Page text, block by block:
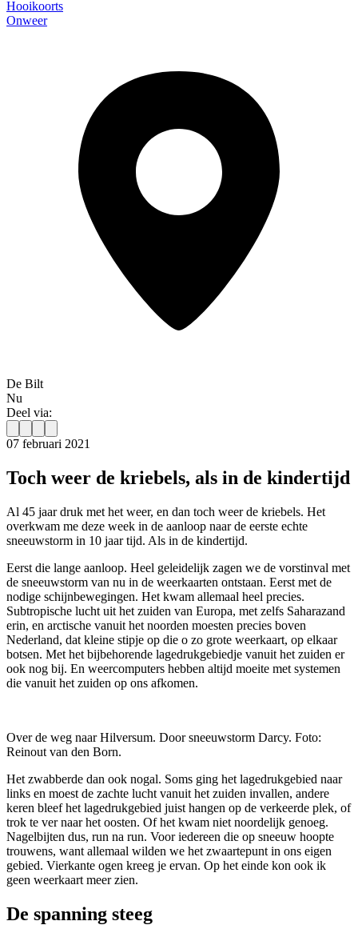
Hooikoorts
Onweer
De Bilt
Nu
Deel via:
07 februari 2021
Toch weer de kriebels, als in de kindertijd
Al 45 jaar druk met het weer, en dan toch weer de kriebels. Het
overkwam me deze week in de aanloop naar de eerste echte
sneeuwstorm in 10 jaar tijd. Als in de kindertijd.
Eerst die lange aanloop. Heel geleidelijk zagen we de vorstinval met
de sneeuwstorm van nu in de weerkaarten ontstaan. Eerst met de
nodige schijnbewegingen. Het kwam allemaal heel precies.
Subtropische lucht uit het zuiden van Europa, met zelfs Saharazand
erin, en arctische vanuit het noorden moesten precies boven
Nederland, dat kleine stipje op die o zo grote weerkaart, op elkaar
botsen. Met het bijbehorende lagedrukgebiedje vanuit het zuiden er
ook nog bij. En weercomputers hebben altijd moeite met systemen
die vanuit het zuiden op ons afkomen.
Over de weg naar Hilversum. Door sneeuwstorm Darcy. Foto:
Reinout van den Born.
Het zwabberde dan ook nogal. Soms ging het lagedrukgebied naar
links en moest de zachte lucht vanuit het zuiden invallen, andere
keren bleef het lagedrukgebied juist hangen op de verkeerde plek, of
trok te ver naar het oosten. Of het kwam niet noordelijk genoeg.
Nagelbijten dus, run na run. Voor iedereen die op sneeuw hoopte
trouwens, want allemaal wilden we het zwaartepunt in ons eigen
gebied. Vierkante ogen kreeg je ervan. Op het einde kon ook ik
geen weerkaart meer zien.
De spanning steeg